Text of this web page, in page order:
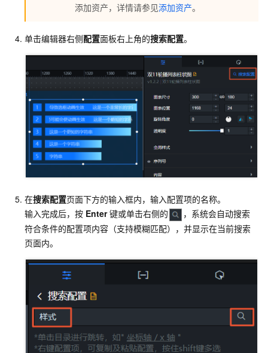
添加资产，详情请参见添加资产。
单击编辑器右侧配置面板右上角的搜索配置。
在搜索配置页面下方的输入框内，输入配置项的名称。
输入完成后，按 Enter 键或单击右侧的
，系统会自动搜索
符合条件的配置项内容（支持模糊匹配），并显示在当前搜索
页面内。